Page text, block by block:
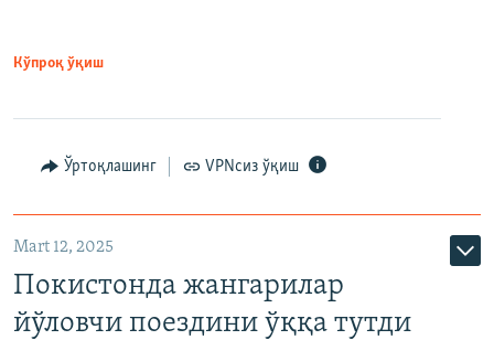
Кўпроқ ўқиш
Ўртоқлашинг VPNсиз ўқиш
Mart 12, 2025
Покистонда жангарилар
йўловчи поездини ўққа тутди